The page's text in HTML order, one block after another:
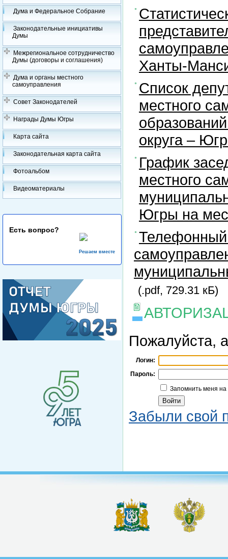
Дума и Федеральное Собрание
Законодательные инициативы
Думы
Межрегиональное сотрудничество
Думы (договоры и соглашения)
Дума и органы местного
самоуправления
Совет Законодателей
Награды Думы Югры
Карта сайта
Законодательная карта сайта
Фотоальбом
Видеоматериалы
Есть вопрос?
Решаем вместе
Ханты-
Список
местного
округа –
График
местного
Югры на
Телефонный
(.pdf, 729.31 кБ)
Пожалуйста,
Логин:
Пароль:
Запомнить меня
Забыли свой